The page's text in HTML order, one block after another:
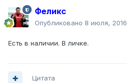
Феликс
Опубликовано 8 июля, 2016
Есть в наличии. В личке.
Цитата